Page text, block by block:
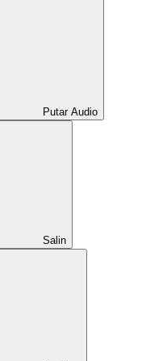
Putar Audio
Salin